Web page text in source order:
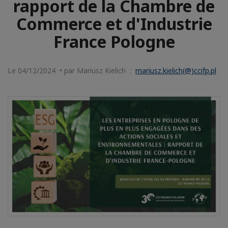
rapport de la Chambre de
Commerce et d'Industrie
France Pologne
Le 04/12/2024 • par Mariusz Kielich : mariusz.kielich(@)ccifp.pl